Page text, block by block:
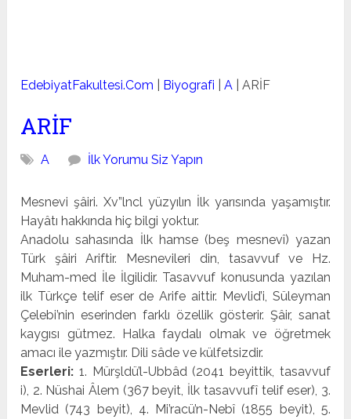
EdebiyatFakultesi.Com Biyografi |A |ARİF
ARİF
A İlk Yorumu Siz Yapın
Mesnevi şâiri. Xv”lncl yüzyılın İlk yarısında yaşamıştır.
Hayâtı hakkında hiç bilgi yoktur.
Anadolu sahasında İlk hamse (beş mesnevî) yazan
Türk şâiri Ariftir. Mesnevileri din, tasavvuf ve Hz.
Muham-med İle İlgilidir. Tasavvuf konusunda yazılan
ilk Türkçe telif eser de Arife aittir. Mevlid’i, Süleyman
Çelebi’nin eserin­den farklı özellik gösterir. Şâir, sanat
kaygısı gütmez. Halka faydalı olmak ve öğretmek
amacı ile yazmıştır. Dili sâde ve külfetsizdir.
Eserleri: 1. Mürşldü’l-Ubbâd (2041 beyittik, tasavvuf
i), 2. Nüshai Âlem (367 beyit, İlk tasavvufî telif eser), 3.
Mevlid (743 beyit), 4. Mi’racü’n-Nebî (1855 beyit), 5.